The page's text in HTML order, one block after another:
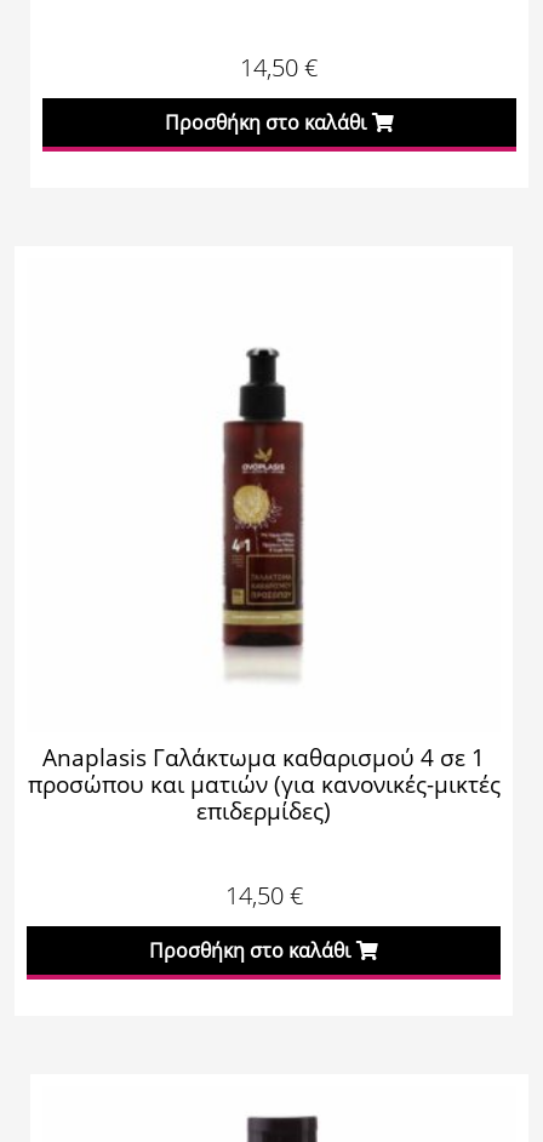
14,50€
Προσθήκη στο καλάθι
Anaplasis Γαλάκτωμα καθαρισμού 4 σε 1
προσώπου και ματιών (για κανονικές-μικτές
επιδερμίδες)
14,50€
Προσθήκη στο καλάθι